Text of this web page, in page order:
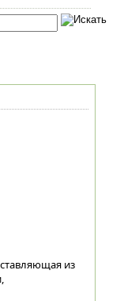
из